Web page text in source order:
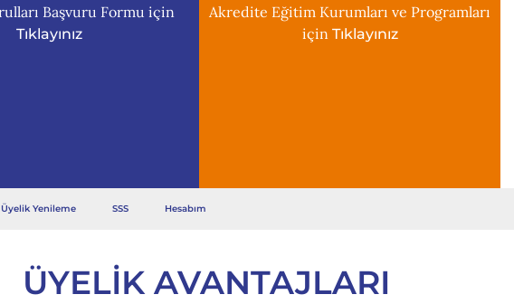
Başvuru Formu için
Tıklayınız
Akredite Eğitim Kurumları ve Programları
için Tıklayınız
Üyelik Yenileme SSS Hesabım
ÜYELIK AVANTAJLARI